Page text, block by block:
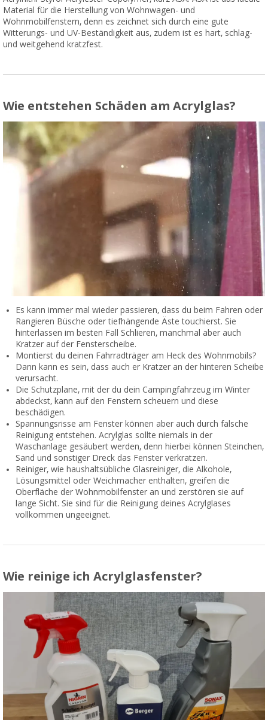
Material für die Herstellung von Wohnwagen- und
Wohnmobilfenstern, denn es zeichnet sich durch eine gute
Witterungs- und UV-Beständigkeit aus, zudem ist es hart, schlag-
und weitgehend kratzfest.
Wie entstehen Schäden am Acrylglas?
Es kann immer mal wieder passieren, dass du beim Fahren oder
Rangieren Büsche oder tiefhängende Äste touchierst. Sie
hinterlassen im besten Fall Schlieren, manchmal aber auch
Kratzer auf der Fensterscheibe.
Montierst du deinen Fahrradträger am Heck des Wohnmobils?
Dann kann es sein, dass auch er Kratzer an der hinteren Scheibe
verursacht.
Die Schutzplane, mit der du dein Campingfahrzeug im Winter
abdeckst, kann auf den Fenstern scheuern und diese
beschädigen.
Spannungsrisse am Fenster können aber auch durch falsche
Reinigung entstehen. Acrylglas sollte niemals in der
Waschanlage gesäubert werden, denn hierbei können Steinchen,
Sand und sonstiger Dreck das Fenster verkratzen.
Reiniger, wie haushaltsübliche Glasreiniger, die Alkohole,
Lösungsmittel oder Weichmacher enthalten, greifen die
Oberfläche der Wohnmobilfenster an und zerstören sie auf
lange Sicht. Sie sind für die Reinigung deines Acrylglases
vollkommen ungeeignet.
Wie reinige ich Acrylglasfenster?